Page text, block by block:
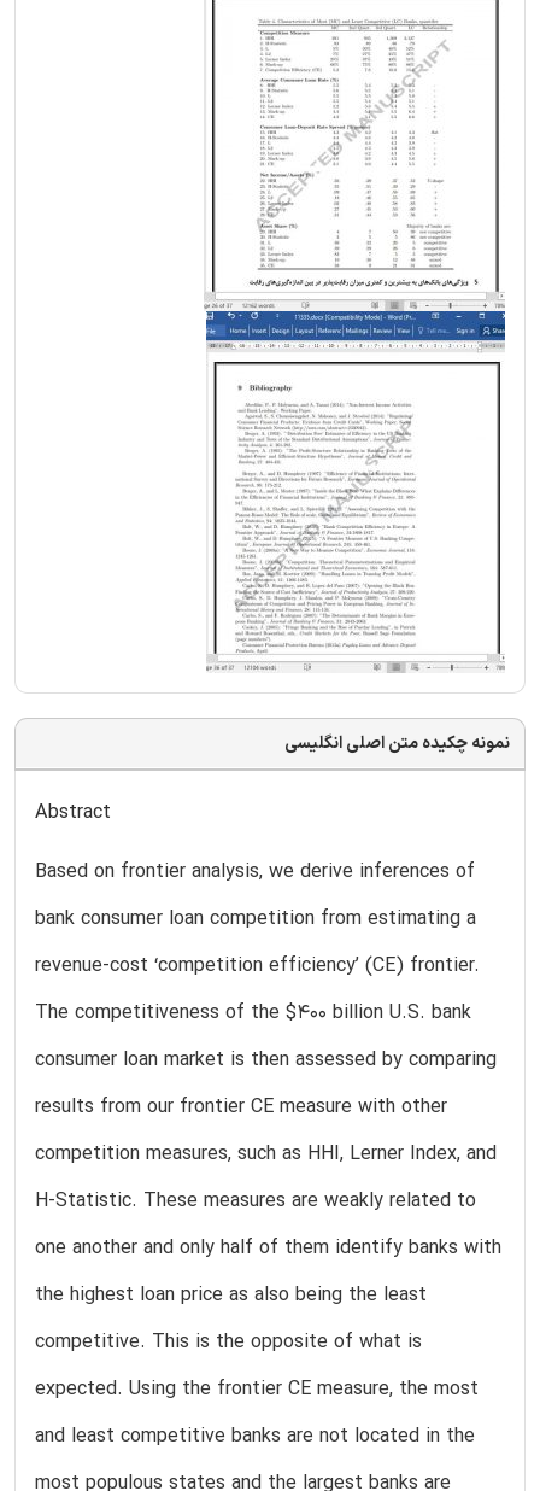
نمونه چکیده متن اصلی انگلیسی
Abstract
Based on frontier analysis, we derive inferences of
bank consumer loan competition from estimating a
revenue-cost ‘competition efficiency’ (CE) frontier.
The competitiveness of the $400 billion U.S. bank
consumer loan market is then assessed by comparing
results from our frontier CE measure with other
competition measures, such as HHI, Lerner Index, and
H-Statistic. These measures are weakly related to
one another and only half of them identify banks with
the highest loan price as also being the least
competitive. This is the opposite of what is
expected. Using the frontier CE measure, the most
and least competitive banks are not located in the
most populous states and the largest banks are